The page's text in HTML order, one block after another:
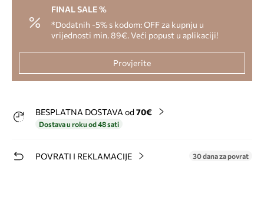
FINAL SALE %
*Dodatnih -5% s kodom: OFF za kupnju u
vrijednosti min. 89€. Veći popust u aplikaciji!
Provjerite
BESPLATNA DOSTAVA od 70€
Dostava u roku od 48 sati
POVRATI I REKLAMACIJE 30 dana za povrat